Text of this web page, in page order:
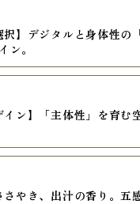
択】デジタルと身体性の
ン。
イン】「主体性」を育む
やき、出汁の香り。五